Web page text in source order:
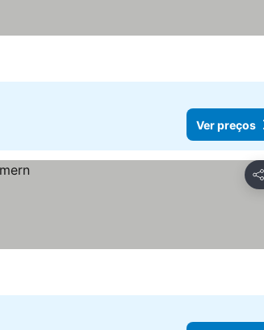
Ver preços